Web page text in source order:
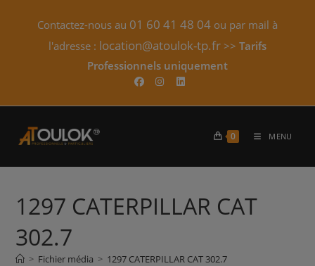
Contactez-nous au 01 60 41 48 04 ou par mail à
l'adresse : location@atoulok-tp.fr >> Tarifs
Professionnels uniquement​
0 MENU
1297 CATERPILLAR CAT
302.7
> Fichier média > 1297 CATERPILLAR CAT 302.7